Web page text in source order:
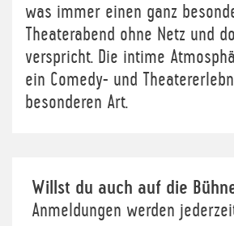
was immer einen ganz
Theaterabend ohne Netz und
verspricht. Die intime
ein Comedy- und
besonderen Art.
Willst du auch auf die
Anmeldungen werden